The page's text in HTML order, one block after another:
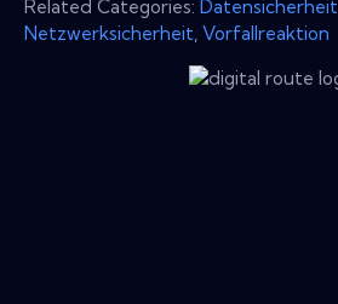
Related Categories: Datensicherheit
Netzwerksicherheit Vorfallreaktion